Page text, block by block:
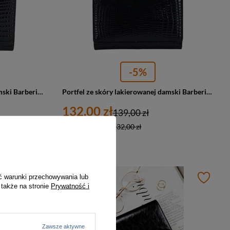
Portfel ze skóry lakierowanej damski Barberini's 8346-A-1 na zatrzask czarny
-5%
Portfel ze skóry lakierowanej damski Barberini's 7015-A-1 składany czarny
132,00 zł
132,00 zł
139,00 zł
PROMOCJA
warunki przechowywania lub
na stronie Prywatność i
Zawsze aktywne